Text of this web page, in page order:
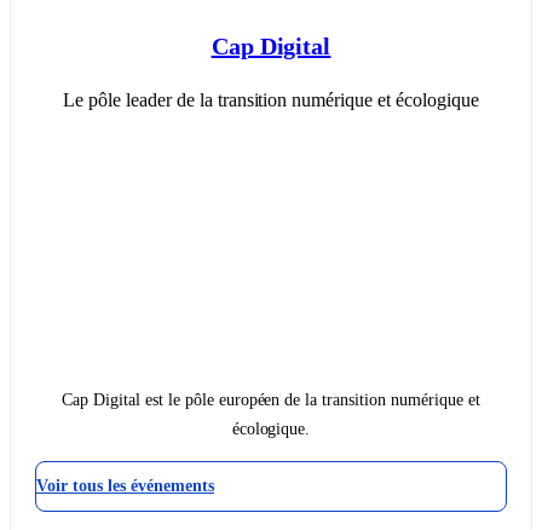
Cap Digital
Le pôle leader de la transition numérique et écologique
Cap Digital est le pôle européen de la transition numérique et
écologique.
Voir tous les événements